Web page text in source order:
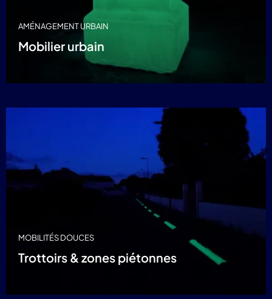
AMÉNAGEMENT URBAIN
Mobilier urbain
MOBILITÉS DOUCES
Trottoirs & zones piétonnes